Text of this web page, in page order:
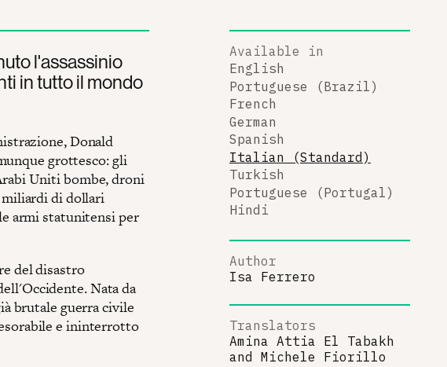
l'assassinio
in tutto il mondo
Donald
grottesco: gli
Uniti bombe, droni
di dollari
armi statunitensi per
del disastro
Nata da
brutale guerra civile
e ininterrotto
Available in
English
Portuguese (Brazil)
French
German
Spanish
Italian (Standard)
Turkish
Portuguese (Portugal)
Hindi
Author
Isa Ferrero
Translators
Amina Attia El Tabakh
and Michele Fiorillo